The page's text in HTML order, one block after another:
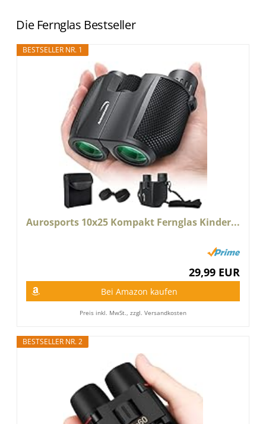
Die Fernglas Bestseller
BESTSELLER NR. 1
Aurosports 10x25 Kompakt Fernglas Kinder...
29,99 EUR
Bei Amazon kaufen
Preis inkl. MwSt., zzgl. Versandkosten
BESTSELLER NR. 2